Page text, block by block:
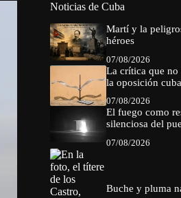
Noticias de Cuba
Martí y la
héroes
07/08/2026
La crítica que no
la oposición
07/08/2026
El fuego como
silenciosa del
07/08/2026
Buche y pluma